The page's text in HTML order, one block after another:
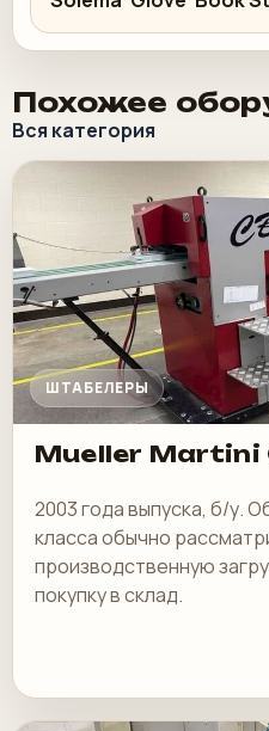
Похожее
Вся категория
ШТАБЕЛЕРЫ
Mueller Martini
2003 года выпуска, б/у.
класса обычно
производственную
покупку в склад.